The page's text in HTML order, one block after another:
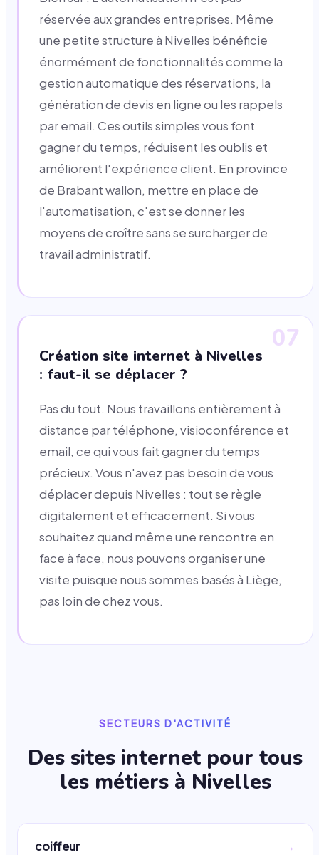
réservée aux grandes entreprises. Même
une petite structure à Nivelles bénéficie
énormément de fonctionnalités comme la
gestion automatique des réservations, la
génération de devis en ligne ou les rappels
par email. Ces outils simples vous font
gagner du temps, réduisent les oublis et
améliorent l'expérience client. En province
de Brabant wallon, mettre en place de
l'automatisation, c'est se donner les
moyens de croître sans se surcharger de
travail administratif.
07
Création site internet à Nivelles
: faut-il se déplacer ?
Pas du tout. Nous travaillons entièrement à
distance par téléphone, visioconférence et
email, ce qui vous fait gagner du temps
précieux. Vous n'avez pas besoin de vous
déplacer depuis Nivelles : tout se règle
digitalement et efficacement. Si vous
souhaitez quand même une rencontre en
face à face, nous pouvons organiser une
visite puisque nous sommes basés à Liège,
pas loin de chez vous.
SECTEURS D'ACTIVITÉ
Des sites internet pour tous
les métiers à Nivelles
coiffeur →